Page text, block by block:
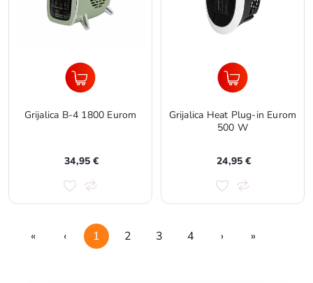
Grijalica B-4 1800 Eurom
34,95 €
Grijalica Heat Plug-in Eurom
500 W
24,95 €
«First ‹Previous
1 2 3 4 ›Next »Last